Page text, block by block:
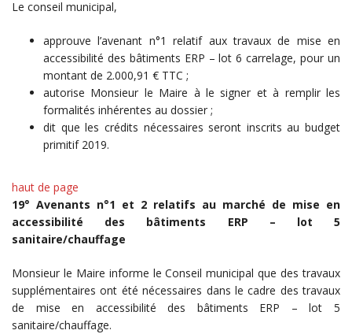
Le conseil municipal,
approuve l’avenant n°1 relatif aux travaux de mise en
accessibilité des bâtiments ERP – lot 6 carrelage, pour un
montant de 2.000,91 € TTC ;
autorise Monsieur le Maire à le signer et à remplir les
formalités inhérentes au dossier ;
dit que les crédits nécessaires seront inscrits au budget
primitif 2019.
haut de page
19° Avenants n°1 et 2 relatifs au marché de mise en
accessibilité des bâtiments ERP – lot 5
sanitaire/chauffage
Monsieur le Maire informe le Conseil municipal que des travaux
supplémentaires ont été nécessaires dans le cadre des travaux
de mise en accessibilité des bâtiments ERP – lot 5
sanitaire/chauffage.